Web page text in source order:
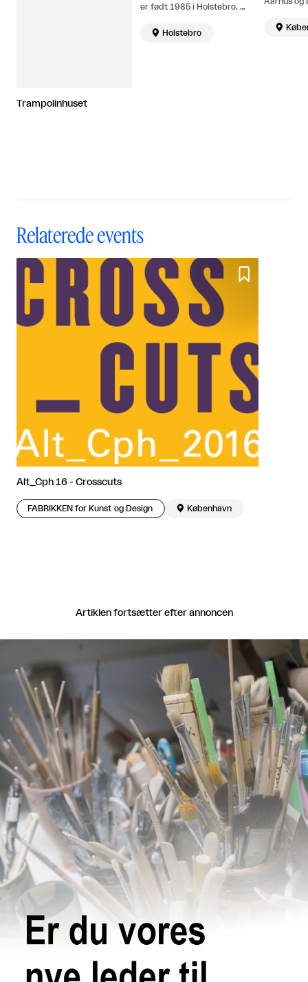
Trampolinhuset
er født 1985 i Holstebro.
Kunsthøgskolen i Oslo,
Norge, 2012, og Morten
 Holstebro
og

Relaterede events

Alt_Cph 16 - Crosscuts
FABRIKKEN for Kunst og Design  København
Artiklen fortsætter efter annoncen